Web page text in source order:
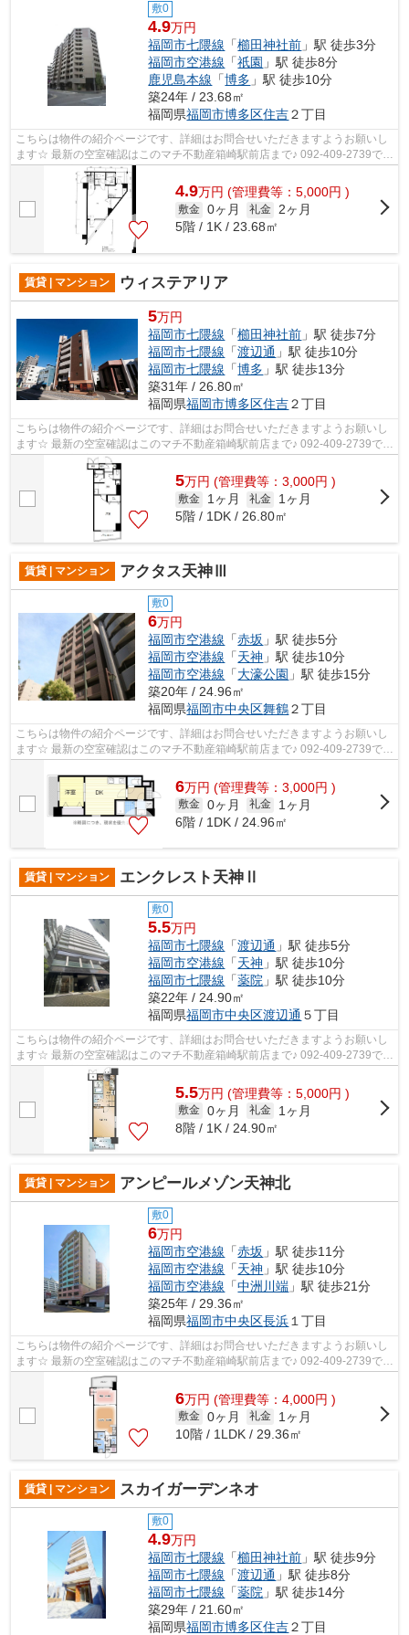
敷0
4.9万円
福岡市七隈線 「櫛田神社前 」駅 徒歩3分
福岡市空港線 「祇園 」駅 徒歩8分
鹿児島本線 「博多 」駅 徒歩10分
築24年 / 23.68㎡
福岡県福岡市博多区住吉２丁目
こちらは物件の紹介ページです、詳細はお問合せいただきますようお願いし
ます☆ 最新の空室確認はこのマチ不動産箱崎駅前店まで♪ 092-409-2739で
す！迅速に対応致します！！！！！♪
4.9万円 (管理費等：5,000円 )
敷金 0ヶ月 礼金 2ヶ月
5階 / 1K / 23.68㎡
賃貸 | マンション ウィステアリア
5万円
福岡市七隈線 「櫛田神社前 」駅 徒歩7分
福岡市七隈線 「渡辺通 」駅 徒歩10分
福岡市七隈線 「博多 」駅 徒歩13分
築31年 / 26.80㎡
福岡県福岡市博多区住吉２丁目
こちらは物件の紹介ページです、詳細はお問合せいただきますようお願いし
ます☆ 最新の空室確認はこのマチ不動産箱崎駅前店まで♪ 092-409-2739で
す！迅速に対応致します！！！！！♪
5万円 (管理費等：3,000円 )
敷金 1ヶ月 礼金
1ヶ月
5階 / 1DK / 26.80㎡
賃貸 | マンション アクタス天神Ⅲ
敷0
6万円
福岡市空港線 「赤坂 」駅 徒歩5分
福岡市空港線 「天神 」駅 徒歩10分
福岡市空港線 「大濠公園 」駅 徒歩15分
築20年 / 24.96㎡
福岡県福岡市中央区舞鶴２丁目
こちらは物件の紹介ページです、詳細はお問合せいただきますようお願いし
ます☆ 最新の空室確認はこのマチ不動産箱崎駅前店まで♪ 092-409-2739で
6万円 (管理費等：3,000円 )
敷金 0ヶ月 礼金
1ヶ月
6階 / 1DK / 24.96㎡
賃貸 | マンション エンクレスト天神Ⅱ
敷0
5.5万円
福岡市七隈線 「渡辺通 」駅 徒歩5分
福岡市空港線 「天神 」駅 徒歩10分
福岡市七隈線 「薬院 」駅 徒歩10分
築22年 / 24.90㎡
福岡県福岡市中央区渡辺通 ５丁目
こちらは物件の紹介ページです、詳細はお問合せいただきますようお願いし
ます☆ 最新の空室確認はこのマチ不動産箱崎駅前店まで♪ 092-409-2739で
す！迅速に対応致します！！！！！♪
5.5万円 (管理費等：5,000円 )
敷金 0ヶ月 礼金
1ヶ月
8階 / 1K / 24.90㎡
賃貸 | マンション アンピールメゾン天神北
敷0
6万円
福岡市空港線 「赤坂 」駅 徒歩11分
福岡市空港線 「天神 」駅 徒歩10分
福岡市空港線 「中洲川端 」駅 徒歩21分
築25年 / 29.36㎡
福岡県福岡市中央区長浜 １丁目
こちらは物件の紹介ページです、詳細はお問合せいただきますようお願いし
ます☆ 最新の空室確認はこのマチ不動産箱崎駅前店まで♪ 092-409-2739で
す！迅速に対応致します！！！！！♪
6万円 (管理費等：4,000円 )
敷金 0ヶ月 礼金
1ヶ月
10階 / 1LDK / 29.36㎡
賃貸 | マンション スカイガーデンネオ
敷0
4.9万円
福岡市七隈線 「櫛田神社前 」駅 徒歩9分
福岡市七隈線 「渡辺通 」駅 徒歩8分
福岡市七隈線 「薬院 」駅 徒歩14分
築29年 / 21.60㎡
福岡県福岡市博多区住吉２丁目